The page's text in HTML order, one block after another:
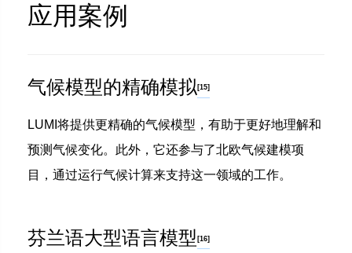
应用案例
气候模型的精确模拟 [15]
LUMI将提供更精确的气候模型，有助于更好地理解和
预测气候变化。此外，它还参与了北欧气候建模项
目，通过运行气候计算来支持这一领域的工作。
芬兰语大型语言模型 [16]